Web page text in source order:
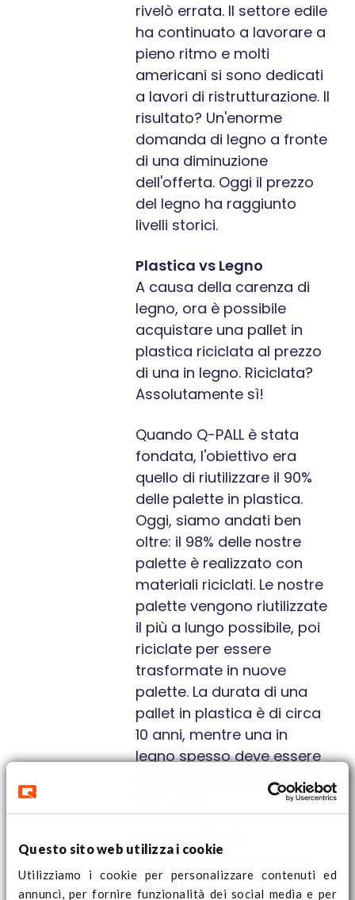
Questo sito web utilizza i cookie
Utilizziamo i cookie per personalizzare contenuti ed
annunci, per fornire funzionalità dei social media e per
rivelò errata. Il settore edile
ha continuato a lavorare a
pieno ritmo e molti
americani si sono dedicati
a lavori di ristrutturazione. Il
risultato? Un'enorme
domanda di legno a fronte
di una diminuzione
dell'offerta. Oggi il prezzo
del legno ha raggiunto
livelli storici.
Plastica vs Legno
A causa della carenza di
legno, ora è possibile
acquistare una pallet in
plastica riciclata al prezzo
di una in legno. Riciclata?
Assolutamente sì!
Quando Q-PALL è stata
fondata, l'obiettivo era
quello di riutilizzare il 90%
delle palette in plastica.
Oggi, siamo andati ben
oltre: il 98% delle nostre
palette è realizzato con
materiali riciclati. Le nostre
palette vengono riutilizzate
il più a lungo possibile, poi
riciclate per essere
trasformate in nuove
palette. La durata di una
pallet in plastica è di circa
10 anni, mentre una in
legno spesso deve essere
riparata o sostituita dopo
Igiene & ISPM15
Come già accennato, le
palette in plastica sono